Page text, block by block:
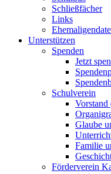
Schließfächer
Links
Unterstützen
Spenden
Jetzt
Schulverein
Glaube
Familie
Förderverein